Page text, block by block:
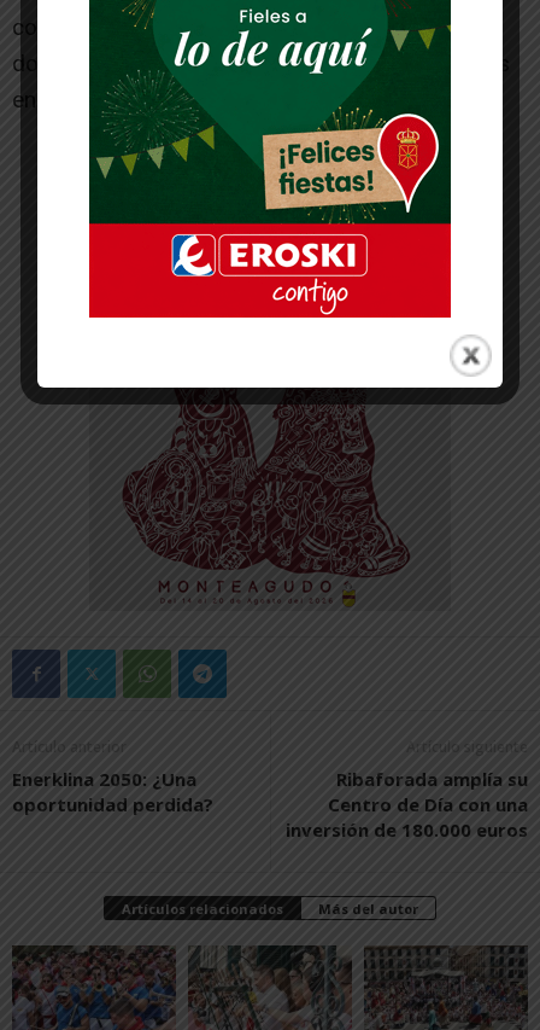
competirán el 11 de abril de 2026 en Burgos,
donde se decidirán los representantes españoles
en los torneos internacionales.
-- Publicidad --
Artículo anterior
Enerklina 2050: ¿Una
oportunidad perdida?
Artículo siguiente
Ribaforada amplía su
Centro de Día con una
inversión de 180.000 euros
Artículos relacionados Más del autor